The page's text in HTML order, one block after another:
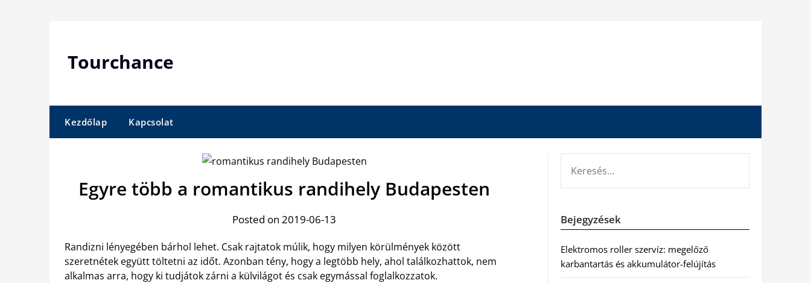
Tourchance
Kezdőlap Kapcsolat
Egyre több a romantikus randihely Budapesten
Posted on 2019-06-13
Randizni lényegében bárhol lehet. Csak rajtatok múlik, hogy milyen körülmények között
szeretnétek együtt töltetni az időt. Azonban tény, hogy a legtöbb hely, ahol találkozhattok, nem
alkalmas arra, hogy ki tudjátok zárni a külvilágot és csak egymással foglalkozzatok.
Bejegyzések
Elektromos roller szervíz: megelőző
karbantartás és akkumulátor-felújítás